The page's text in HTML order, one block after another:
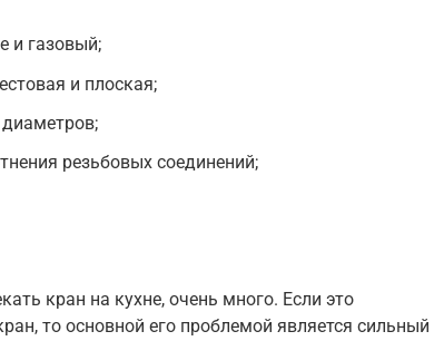
и газовый;
и плоская;
резьбовых соединений;
кран на кухне, очень много. Если это
то основной его проблемой является сильный